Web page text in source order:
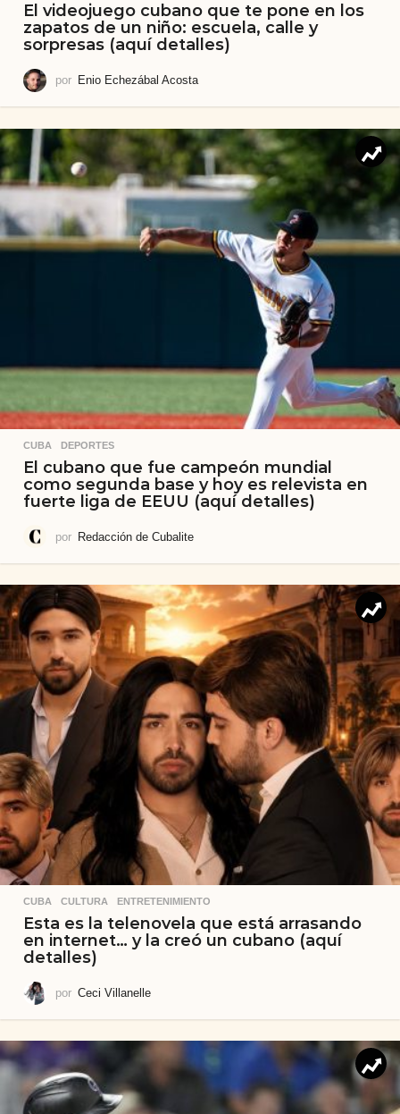
El videojuego cubano que te pone en los
zapatos de un niño: escuela, calle y
sorpresas (aquí detalles)
por Enio Echezábal Acosta
CUBA ,DEPORTES
El cubano que fue campeón mundial
como segunda base y hoy es relevista en
fuerte liga de EEUU (aquí detalles)
por Redacción de Cubalite
CUBA ,CULTURA ,ENTRETENIMIENTO
Esta es la telenovela que está arrasando
en internet… y la creó un cubano (aquí
detalles)
por Ceci Villanelle